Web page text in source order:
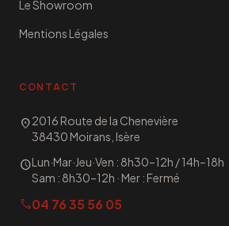
Le Showroom
Mentions Légales
CONTACT
location_on2016 Route de la Chenevière
38430 Moirans, Isère
scheduleLun·Mar·Jeu·Ven : 8h30–12h / 14h–18h
Sam : 8h30–12h · Mer : Fermé
call04 76 35 56 05